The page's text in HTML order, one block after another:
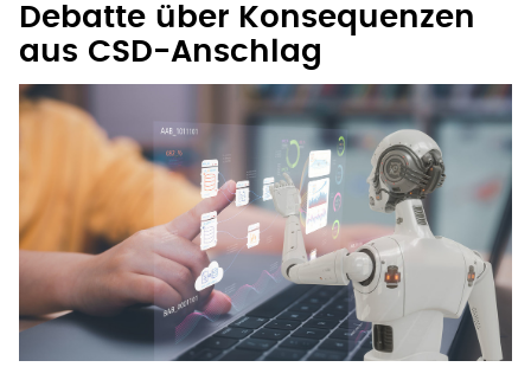
Debatte über Konsequenzen
aus CSD-Anschlag